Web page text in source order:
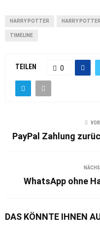
HARRY POTTER HARRY
TIMELINE
TEILEN 0
PayPal Zahlung
WhatsApp ohne
DAS KÖNNTE IHNEN